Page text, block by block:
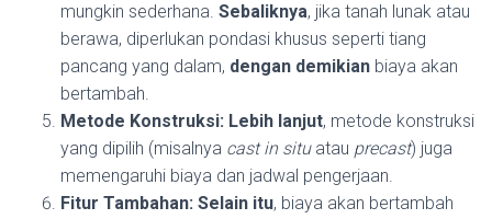
mungkin sederhana. Sebaliknya, jika tanah lunak atau
berawa, diperlukan pondasi khusus seperti tiang
pancang yang dalam, dengan demikian biaya akan
bertambah.
Metode Konstruksi: Lebih lanjut, metode konstruksi
yang dipilih (misalnya cast in situatau precast) juga
memengaruhi biaya dan jadwal pengerjaan.
Fitur Tambahan: Selain itu, biaya akan bertambah